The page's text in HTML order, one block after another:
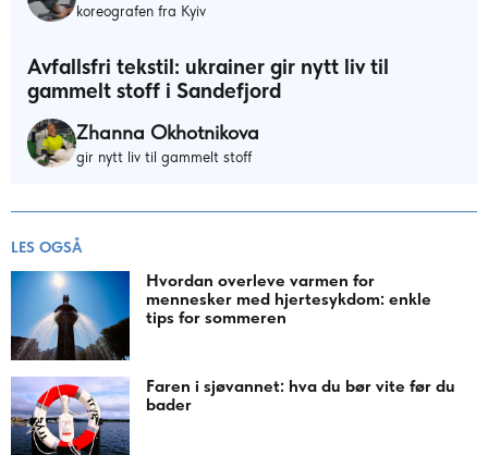
koreografen fra Kyiv
Avfallsfri tekstil: ukrainer gir nytt liv til
gammelt stoff i Sandefjord
Zhanna Okhotnikova
gir nytt liv til gammelt stoff
LES OGSÅ
Hvordan overleve varmen for
mennesker med hjertesykdom: enkle
tips for sommeren
Faren i sjøvannet: hva du bør vite før du
bader